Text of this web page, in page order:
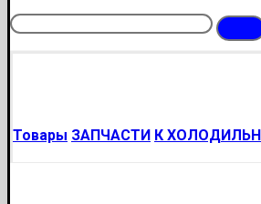
Товары ЗАПЧАСТИ К